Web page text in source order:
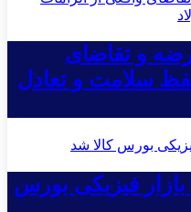
و تقاضای
سلامت و تعادل
فیزیکی بورس